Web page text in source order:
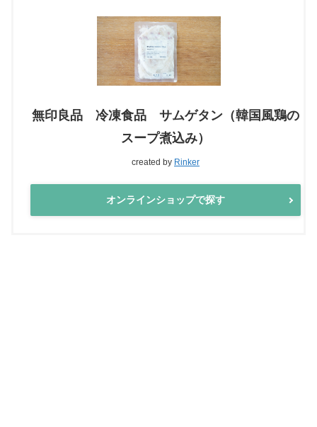
無印良品 冷凍食品 サムゲタン（韓国風鶏の
スープ煮込み）
created by Rinker
オンラインショップで探す